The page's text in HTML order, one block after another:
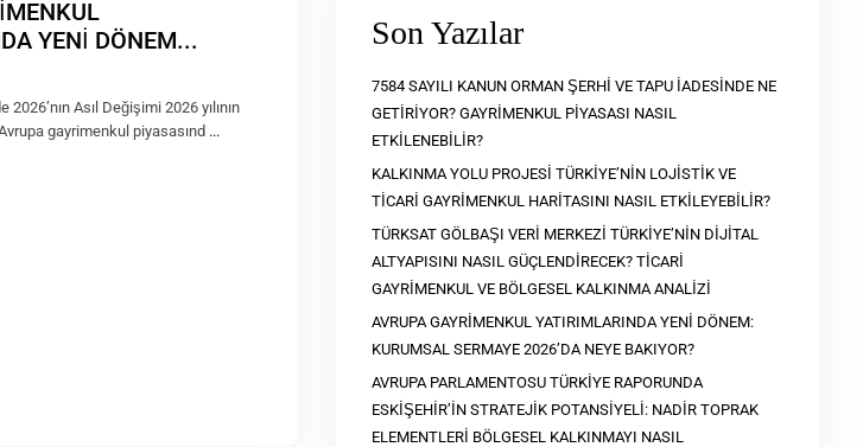
YENİ DÖNEM...
Asıl Değişimi 2026 yılının
gayrimenkul piyasasınd ...
Son Yazılar
7584 SAYILI KANUN ORMAN ŞERHİ VE TAPU İADESİNDE NE
GETİRİYOR? GAYRİMENKUL PİYASASI NASIL
ETKİLENEBİLİR?
KALKINMA YOLU PROJESİ TÜRKİYE’NİN LOJİSTİK VE
TİCARİ GAYRİMENKUL HARİTASINI NASIL ETKİLEYEBİLİR?
TÜRKSAT GÖLBAŞI VERİ MERKEZİ TÜRKİYE’NİN DİJİTAL
ALTYAPISINI NASIL GÜÇLENDİRECEK? TİCARİ
GAYRİMENKUL VE BÖLGESEL KALKINMA ANALİZİ
AVRUPA GAYRİMENKUL YATIRIMLARINDA YENİ DÖNEM:
KURUMSAL SERMAYE 2026’DA NEYE BAKIYOR?
AVRUPA PARLAMENTOSU TÜRKİYE RAPORUNDA
ESKİŞEHİR’İN STRATEJİK POTANSİYELİ: NADİR TOPRAK
ELEMENTLERİ BÖLGESEL KALKINMAYI NASIL